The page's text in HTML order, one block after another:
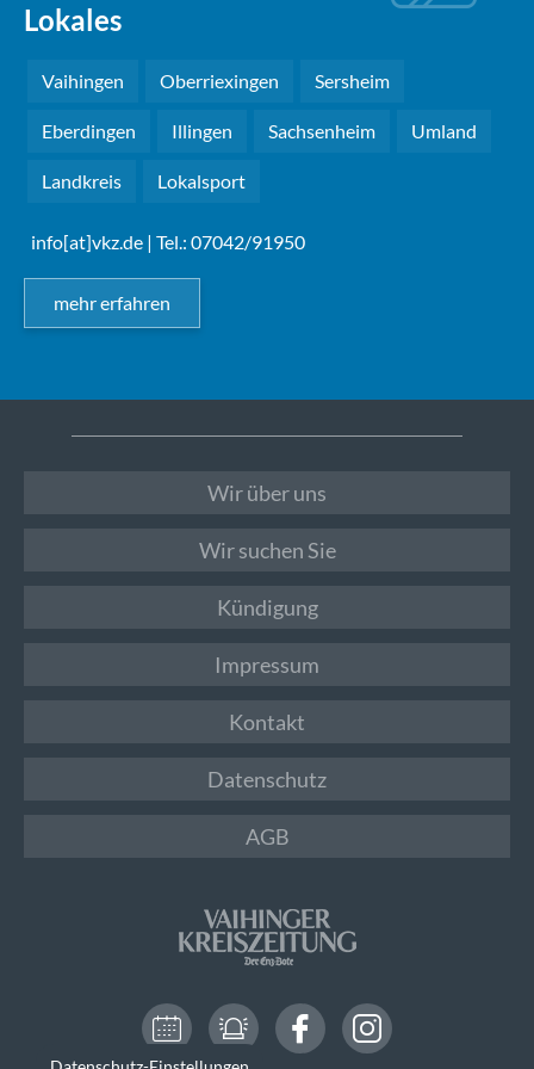
Lokales
Vaihingen Oberriexingen Sersheim
Eberdingen Illingen Sachsenheim Umland
Landkreis Lokalsport
info[at]vkz.de | Tel.: 07042/91950
mehr erfahren
Wir über uns
Wir suchen Sie
Kündigung
Impressum
Kontakt
Datenschutz
AGB